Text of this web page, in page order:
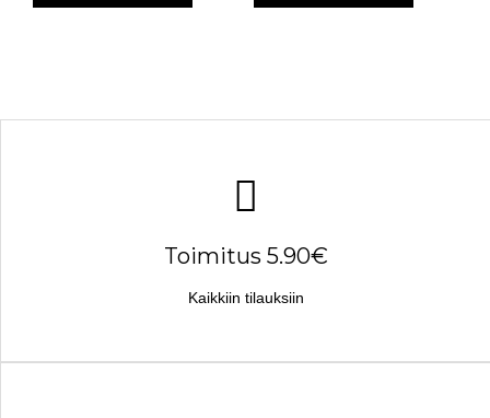
Toimitus 5.90€
Kaikkiin tilauksiin